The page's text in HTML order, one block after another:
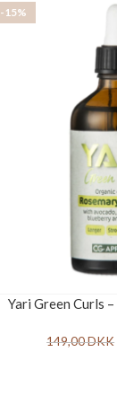
-15%
Yari Green Curls
149,00DKK